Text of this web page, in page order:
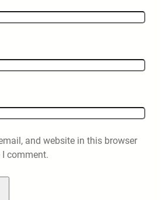
and website in this browser
comment.